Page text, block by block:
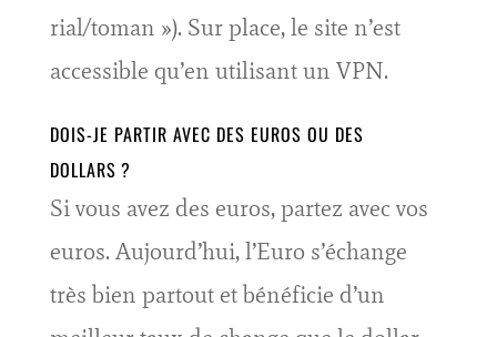
rial/toman »). Sur place, le site n’est
accessible qu’en utilisant un VPN.
DOIS-JE PARTIR AVEC DES EUROS OU DES
DOLLARS ?
Si vous avez des euros, partez avec vos
euros. Aujourd’hui, l’Euro s’échange
très bien partout et bénéficie d’un